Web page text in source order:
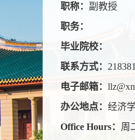
职称： 副教授
职务：
毕业院校：
联系方式：
电子邮箱：
办公地点： 经济
Office Hours： 周